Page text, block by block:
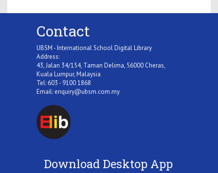
Contact
UBSM - International School Digital Library
Address:
43, Jalan 34/154, Taman Delima, 56000 Cheras,
Kuala Lumpur, Malaysia
Tel: 603 - 9100 1868
Email: enquiry@ubsm.com.my
Download Desktop App